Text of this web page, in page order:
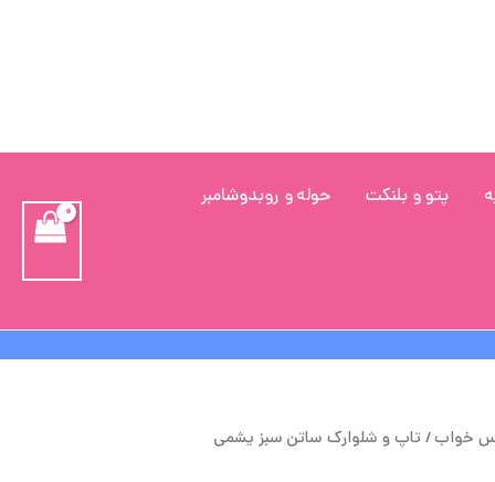
پتو و بلنکت حوله و روبدوشامبر
خواب/ تاپ و شلوارک ساتن سبز یشمی
قیمت